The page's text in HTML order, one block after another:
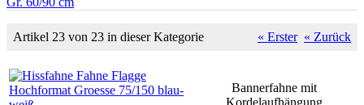
Artikel 23 von 23 in dieser Kategorie « Erster « Zurück
Bannerfahne mit
Kordelaufhängung